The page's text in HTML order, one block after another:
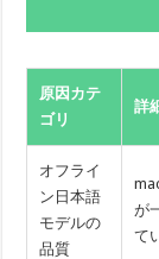
原因カテ
ゴリ
詳
オフライ
ン日本語
モデルの
品質
が
て